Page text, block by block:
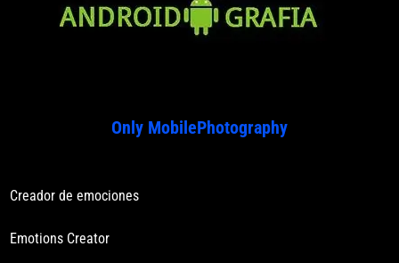
Only MobilePhotography
Creador de emociones
Emotions Creator